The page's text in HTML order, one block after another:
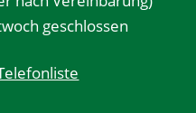
geschlossen